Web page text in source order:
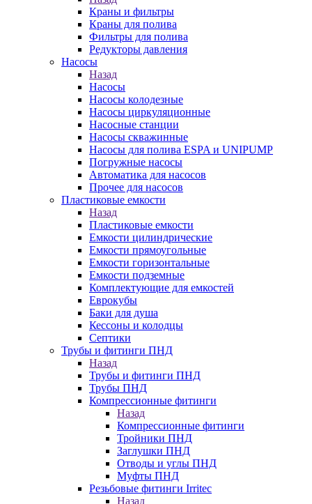
Краны и фильтры
Краны для полива
Фильтры для полива
Редукторы давления
Насосы
Назад
Насосы
Насосы колодезные
Насосы циркуляционные
Насосные станции
Насосы скважинные
Насосы для полива ESPA и UNIPUMP
Погружные насосы
Автоматика для насосов
Прочее для насосов
Пластиковые емкости
Назад
Пластиковые емкости
Емкости цилиндрические
Емкости прямоугольные
Емкости горизонтальные
Емкости подземные
Комплектующие для емкостей
Еврокубы
Баки для душа
Кессоны и колодцы
Септики
Трубы и фитинги ПНД
Назад
Трубы и фитинги ПНД
Трубы ПНД
Компрессионные фитинги
Назад
Компрессионные фитинги
Тройники ПНД
Заглушки ПНД
Отводы и углы ПНД
Муфты ПНД
Резьбовые фитинги Irritec
Назад